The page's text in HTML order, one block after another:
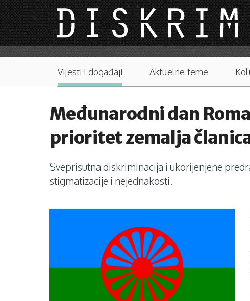
Skip to main content
Main menu
Vijesti i događaji Aktuelne teme
Međunarodni dan
prioritet zemalja
Sveprisutna diskriminacija i ukorijenjene
stigmatizacije i nejednakosti.